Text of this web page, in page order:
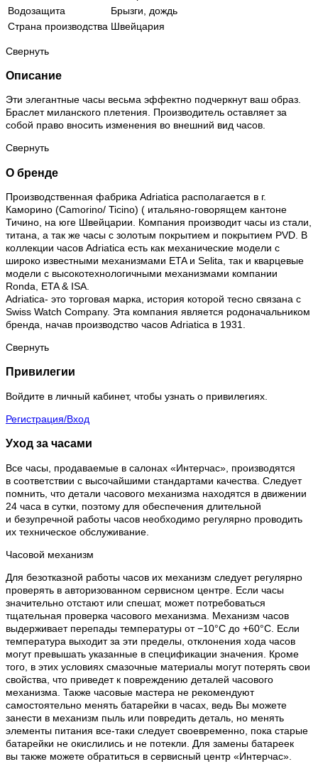
Водозащита
Брызги, дождь
Страна производства Швейцария
Свернуть
Описание
Эти элегантные часы весьма эффектно подчеркнут ваш образ.
Браслет миланского плетения. Производитель оставляет за
собой право вносить изменения во внешний вид часов.
Свернуть
О бренде
Производственная фабрика Adriatica располагается в г.
Каморино (Camorino/ Ticino) ( итальяно-говорящем кантоне
Тичино, на юге Швейцарии. Компания производит часы из стали,
титана, а так же часы с золотым покрытием и покрытием PVD. В
коллекции часов Adriatica есть как механические модели с
широко известными механизмами ETA и Selita, так и кварцевые
модели с высокотехнологичными механизмами компании
Ronda, ETA & ISA.
Adriatica- это торговая марка, история которой тесно связана с
Swiss Watch Company. Эта компания является родоначальником
бренда, начав производство часов Adriatica в 1931.
Свернуть
Привилегии
Войдите в личный кабинет, чтобы узнать о привилегиях.
Регистрация/Вход
Уход за часами
Все часы, продаваемые в салонах «Интерчас», производятся
в соответствии с высочайшими стандартами качества. Следует
помнить, что детали часового механизма находятся в движении
24 часа в сутки, поэтому для обеспечения длительной
и безупречной работы часов необходимо регулярно проводить
их техническое обслуживание.
Часовой механизм
Для безотказной работы часов их механизм следует регулярно
проверять в авторизованном сервисном центре. Если часы
значительно отстают или спешат, может потребоваться
тщательная проверка часового механизма. Механизм часов
выдерживает перепады температуры от −10°C до +60°C. Если
температура выходит за эти пределы, отклонения хода часов
могут превышать указанные в спецификации значения. Кроме
того, в этих условиях смазочные материалы могут потерять свои
свойства, что приведет к повреждению деталей часового
механизма. Также часовые мастера не рекомендуют
самостоятельно менять батарейки в часах, ведь Вы можете
занести в механизм пыль или повредить деталь, но менять
элементы питания все-таки следует своевременно, пока старые
батарейки не окислились и не потекли. Для замены батареек
вы также можете обратиться в сервисный центр «Интерчас».